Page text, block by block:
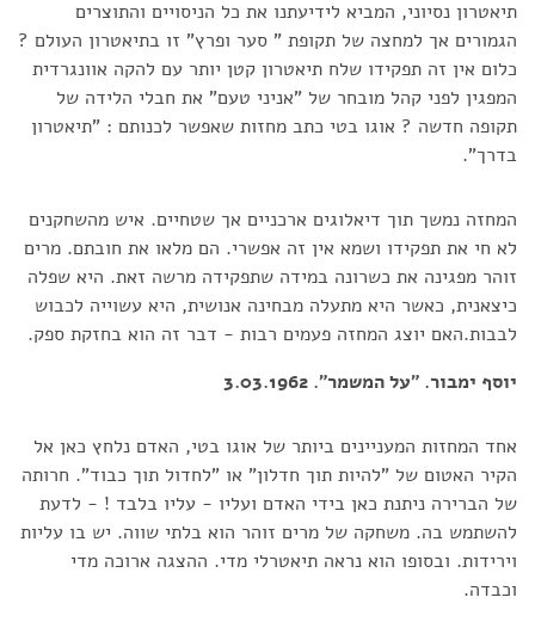
תיאטרון נסיוני, המביא לידיעתנו את כל הניסויים והתוצרים
הגמורים אך למחצה של תקופת " סער ופרץ" זו בתיאטרון העולם ?
כלום אין זה תפקידו שלח תיאטרון קטן יותר עם להקה אוונגרדית
המפגין לפני קהל מובחר של "אניני טעם" את חבלי הלידה של
תקופה חדשה ? אוגו בטי כתב מחזות שאפשר לכנותם : "תיאטרון
בדרך".
המחזה נמשך תוך דיאלוגים ארכניים אך שטחיים. איש מהשחקנים
לא חי את תפקידו ושמא אין זה אפשרי. הם מלאו את חובתם. מרים
זוהר מפגינה את כשרונה במידה שתפקידה מרשה זאת. היא שפלה
כיצאנית, כאשר היא מתעלה מבחינה אנושית, היא עשוייה לכבוש
לבבות.האם יוצג המחזה פעמים רבות - דבר זה הוא בחזקת ספק.
יוסף ימבור. "על המשמר". 3.03.1962
אחד המחזות המעניינים ביותר של אוגו בטי, האדם נלחץ כאן אל
הקיר האטום של "להיות תוך חדלון" או "לחדול תוך כבוד". חרותה
של הברירה ניתנת כאן בידי האדם ועליו - עליו בלבד ! - לדעת
להשתמש בה. משחקה של מרים זוהר הוא בלתי שווה. יש בו עליות
וירידות. ובסופו הוא נראה תיאטרלי מדי. ההצגה ארוכה מדי
וכבדה.